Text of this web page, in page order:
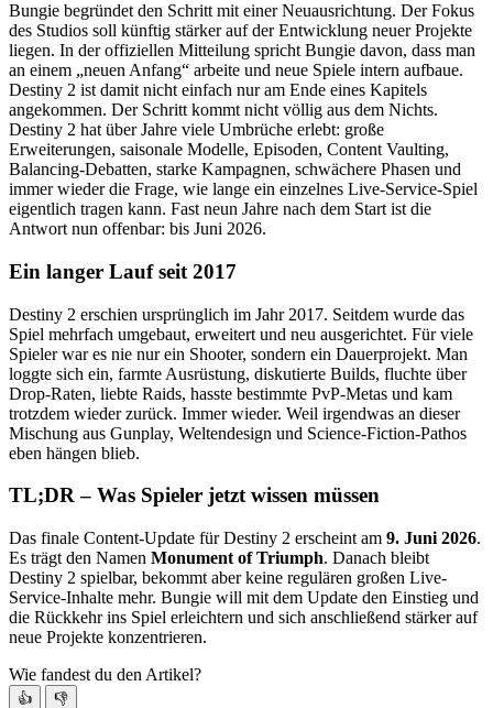
Bungie begründet den Schritt mit einer Neuausrichtung. Der Fokus
des Studios soll künftig stärker auf der Entwicklung neuer Projekte
liegen. In der offiziellen Mitteilung spricht Bungie davon, dass man
an einem „neuen Anfang“ arbeite und neue Spiele intern aufbaue.
Destiny 2 ist damit nicht einfach nur am Ende eines Kapitels
angekommen. Der Schritt kommt nicht völlig aus dem Nichts.
Destiny 2 hat über Jahre viele Umbrüche erlebt: große
Erweiterungen, saisonale Modelle, Episoden, Content Vaulting,
Balancing-Debatten, starke Kampagnen, schwächere Phasen und
immer wieder die Frage, wie lange ein einzelnes Live-Service-Spiel
eigentlich tragen kann. Fast neun Jahre nach dem Start ist die
Antwort nun offenbar: bis Juni 2026.
Ein langer Lauf seit 2017
Destiny 2 erschien ursprünglich im Jahr 2017. Seitdem wurde das
Spiel mehrfach umgebaut, erweitert und neu ausgerichtet. Für viele
Spieler war es nie nur ein Shooter, sondern ein Dauerprojekt. Man
loggte sich ein, farmte Ausrüstung, diskutierte Builds, fluchte über
Drop-Raten, liebte Raids, hasste bestimmte PvP-Metas und kam
trotzdem wieder zurück. Immer wieder. Weil irgendwas an dieser
Mischung aus Gunplay, Weltendesign und Science-Fiction-Pathos
eben hängen blieb.
TL;DR – Was Spieler jetzt wissen müssen
Das finale Content-Update für Destiny 2 erscheint am 9. Juni 2026.
Es trägt den Namen Monument of Triumph. Danach bleibt
Destiny 2 spielbar, bekommt aber keine regulären großen Live-
Service-Inhalte mehr. Bungie will mit dem Update den Einstieg und
die Rückkehr ins Spiel erleichtern und sich anschließend stärker auf
neue Projekte konzentrieren.
Wie fandest du den Artikel?
👍 👎